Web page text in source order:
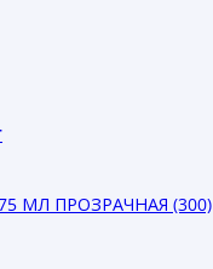
МЛ ПРОЗРАЧНАЯ (300)